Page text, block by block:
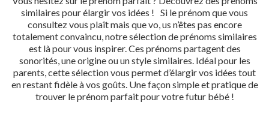
similaires pour élargir vos idées ! Si le prénom que vous
consultez vous plaît mais que vo, us n’êtes pas encore
totalement convaincu, notre sélection de prénoms similaires
est là pour vous inspirer. Ces prénoms partagent des
sonorités, une origine ou un style similaires. Idéal pour les
parents, cette sélection vous permet d’élargir vos idées tout
en restant fidèle à vos goûts. Une façon simple et pratique de
trouver le prénom parfait pour votre futur bébé !